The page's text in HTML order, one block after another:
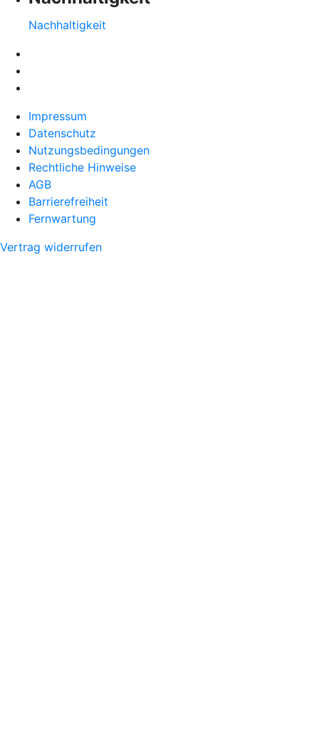
Nachhaltigkeit
Impressum
Datenschutz
Nutzungsbedingungen
Rechtliche Hinweise
AGB
Barrierefreiheit
Fernwartung
Vertrag widerrufen